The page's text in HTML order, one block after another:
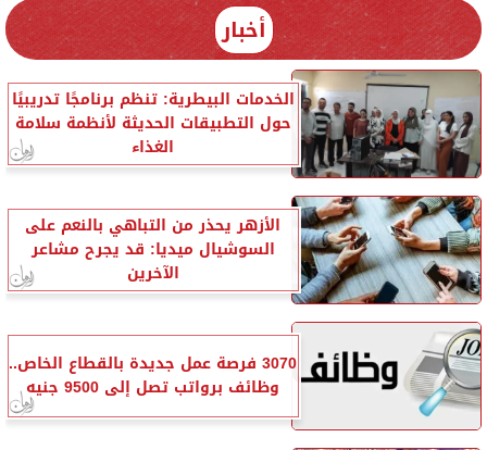
أخبار
الخدمات البيطرية: تنظم برنامجًا تدريبيًا
حول التطبيقات الحديثة لأنظمة سلامة
الغذاء
الأزهر يحذر من التباهي بالنعم على
السوشيال ميديا: قد يجرح مشاعر
الآخرين
3070 فرصة عمل جديدة بالقطاع الخاص..
وظائف برواتب تصل إلى 9500 جنيه